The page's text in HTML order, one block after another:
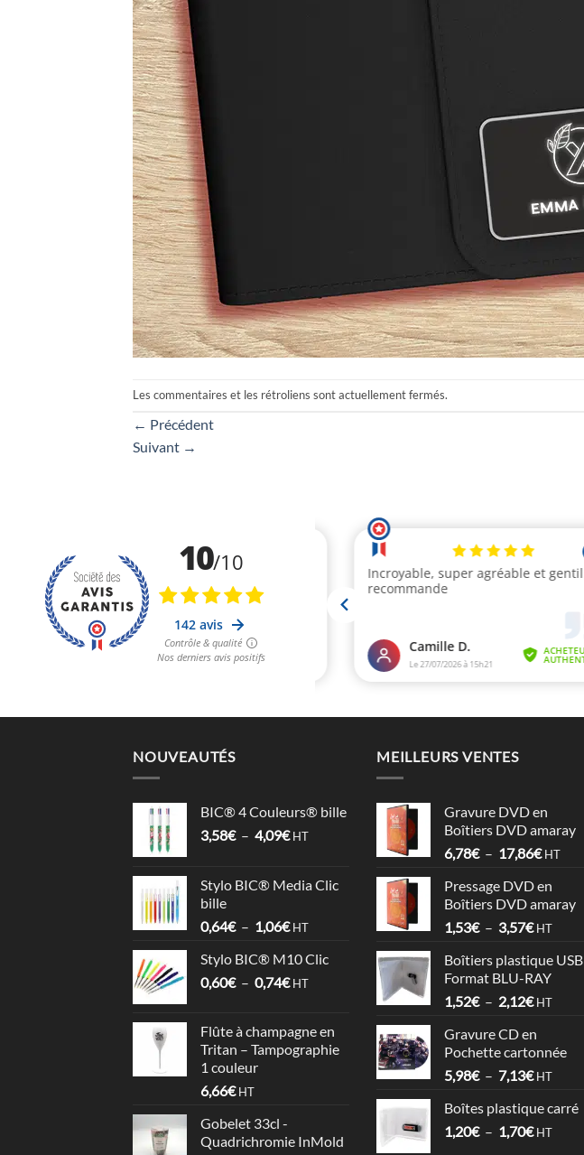
Les commentaires et les rétroliens sont actuellement fermés.
← Précédent
Suivant →
NOUVEAUTÉS
BIC® 4 Couleurs® bille
3,58€ – 4,09€Plage
3,58€
4,09€
HT
Stylo BIC® Media Clic
bille
0,64€ – 1,06€Plage
prix :
0,64€
HT
Stylo BIC® M10 Clic
0,60€ – 0,74€Plage
0,60€
à
HT
Flûte à champagne en
Tritan – Tampographie
1 couleur
6,66€ HT
Gobelet 33cl -
Quadrichromie InMold
MEILLEURS VENTES
Gravure DVD en
Boîtiers DVD amaray
6,78€ – 17,86€Plage
prix :
6,78€
à
HT
Pressage DVD en
Boîtiers DVD amaray
1,53€ – 3,57€Plage
prix :
1,53€
à
HT
Boîtiers plastique USB
Format BLU-RAY
1,52€ – 2,12€Plage
prix :
1,52€
à
HT
Gravure CD en
Pochette cartonnée
5,98€ – 7,13€Plage
prix :
5,98€
HT
Boîtes plastique carré
1,20€ – 1,70€Plage
HT